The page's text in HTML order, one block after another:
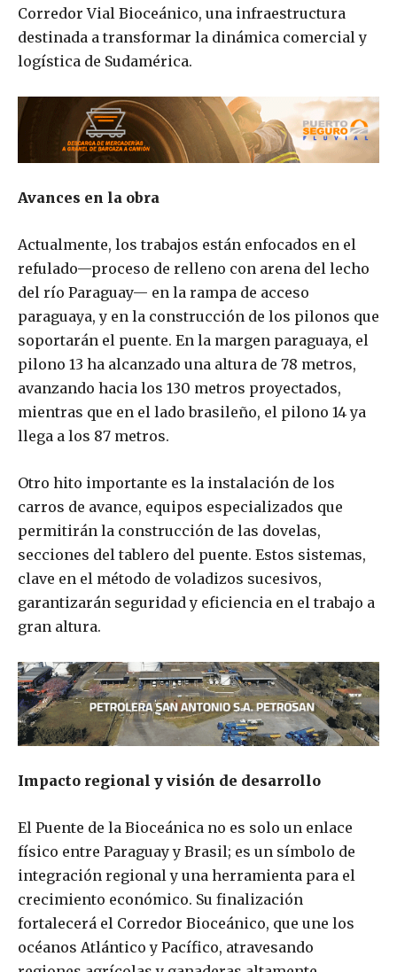
Corredor Vial Bioceánico, una infraestructura
destinada a transformar la dinámica comercial y
logística de Sudamérica.
Avances en la obra
Actualmente, los trabajos están enfocados en el
refulado—proceso de relleno con arena del lecho
del río Paraguay— en la rampa de acceso
paraguaya, y en la construcción de los pilonos que
soportarán el puente. En la margen paraguaya, el
pilono 13 ha alcanzado una altura de 78 metros,
avanzando hacia los 130 metros proyectados,
mientras que en el lado brasileño, el pilono 14 ya
llega a los 87 metros.
Otro hito importante es la instalación de los
carros de avance, equipos especializados que
permitirán la construcción de las dovelas,
secciones del tablero del puente. Estos sistemas,
clave en el método de voladizos sucesivos,
garantizarán seguridad y eficiencia en el trabajo a
gran altura.
Impacto regional y visión de desarrollo
El Puente de la Bioceánica no es solo un enlace
físico entre Paraguay y Brasil; es un símbolo de
integración regional y una herramienta para el
crecimiento económico. Su finalización
fortalecerá el Corredor Bioceánico, que une los
océanos Atlántico y Pacífico, atravesando